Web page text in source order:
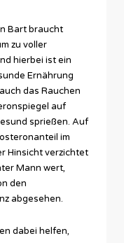
Bart braucht
zu voller
hierbei ist ein
Ernährung
das Rauchen
auf
sprießen. Auf
im
Hinsicht verzichtet
Mann wert,
den
abgesehen.
dabei helfen,